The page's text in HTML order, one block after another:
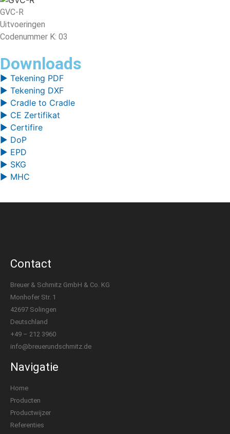
GVC-R
Uitvoeringen
Codenummer K: 03
Downloads
▶ Tekening PDF
▶ Tekening DXF
▶ Cradle to Cradle
▶ CE Zertifikat
▶ Certifire
▶ DoP
▶ EPD
▶ SKG
▶ MHC
Contact
Breuer & Schmitz GmbH & Co. KG
Monhofer Str. 1
42697 Solingen
Deutschland
+49 – 212 3960
info@breuerundschmitz.de
Navigatie
Home
Producten
Productwijzer
Referenties